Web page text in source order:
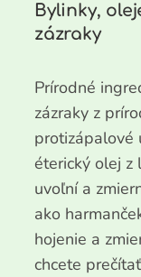
Bylinky,
zázraky
Prírodné
zázraky z
protizápalové
éterický olej z
uvoľní a
ako
hojenie a
chcete